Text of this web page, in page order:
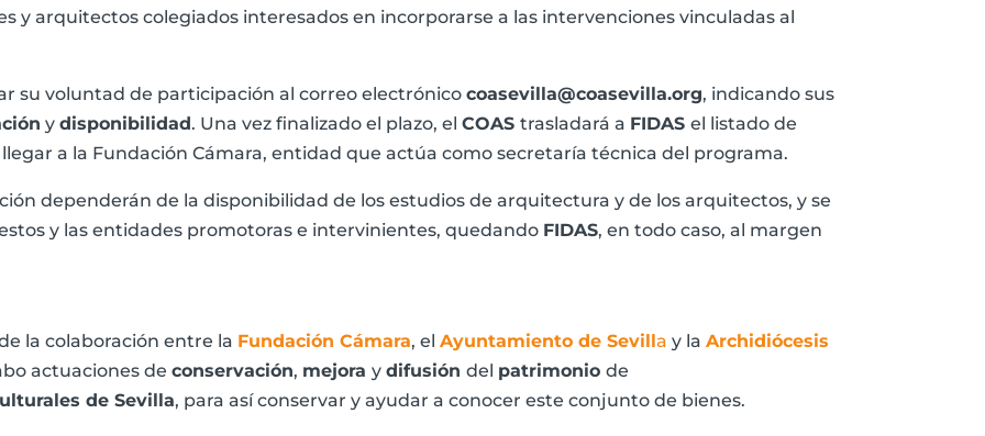
y arquitectos colegiados interesados en incorporarse a las intervenciones vinculadas al
su voluntad de participación al correo electrónicocoasevilla@coasevilla.org, indicando sus
ydisponibilidad. Una vez finalizado el plazo, elCOAStrasladará a FIDASel listado de
a la Fundación Cámara, entidad que actúa como secretaría técnica del programa.
dependerán de la disponibilidad de los estudios de arquitectura y de los arquitectos, y se
y las entidades promotoras e intervinientes, quedando FIDAS, en todo caso, al margen
la colaboración entre la Fundación Cámara, elAyuntamiento de Sevilla y laArchidiócesis
actuaciones deconservación, mejoraydifusióndel patrimoniode
de Sevilla, para así conservar y ayudar a conocer este conjunto de bienes.